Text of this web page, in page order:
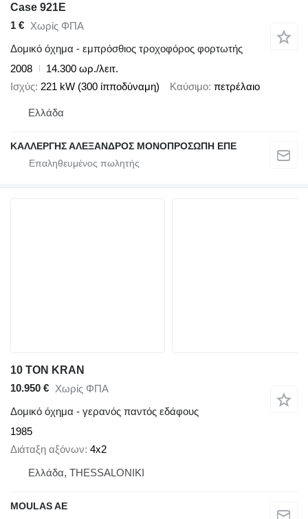
Case 921E
1 € Χωρίς ΦΠΑ
Δομικό όχημα - εμπρόσθιος τροχοφόρος φορτωτής
2008
14.300 ωρ./λειτ.
Ισχύς 221 kW (300 ίπποδύναμη) Καύσιμο πετρέλαιο
Ελλάδα
ΚΑΛΛΕΡΓΗΣ ΑΛΕΞΑΝΔΡΟΣ ΜΟΝΟΠΡΟΣΩΠΗ ΕΠΕ
10 TON KRAN
10.950 € Χωρίς ΦΠΑ
Δομικό όχημα - γερανός παντός εδάφους
1985
Διάταξη αξόνων 4x2
Ελλάδα, THESSALONIKI
MOULAS AE